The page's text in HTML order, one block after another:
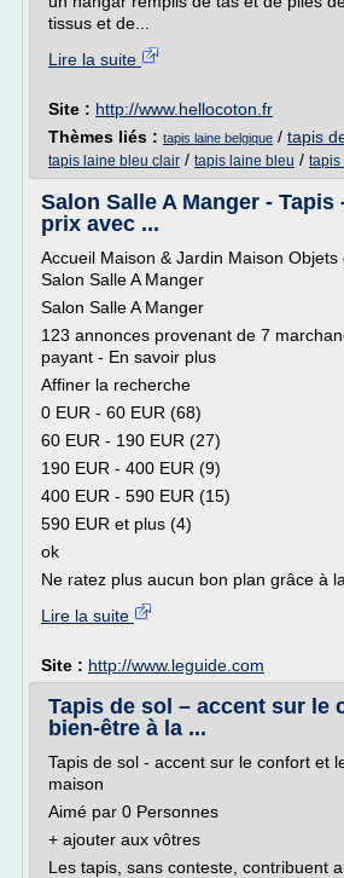
tissus et de...
Lire la suite
Site : http://www.hellocoton.fr
Thèmes liés : tapis laine belgique / tapis
tapis laine bleu clair / tapis laine bleu / tapis
Salon Salle A Manger -
prix avec ...
Accueil Maison & Jardin Maison Objets
Salon Salle A Manger
Salon Salle A Manger
123 annonces provenant de 7
payant - En savoir plus
Affiner la recherche
0 EUR - 60 EUR (68)
60 EUR - 190 EUR (27)
190 EUR - 400 EUR (9)
400 EUR - 590 EUR (15)
590 EUR et plus (4)
ok
Ne ratez plus aucun bon plan grâce à la
Lire la suite
Site : http://www.leguide.com
Tapis de sol – accent sur le
bien-être à la ...
Tapis de sol - accent sur le confort et
maison
Aimé par 0 Personnes
+ ajouter aux vôtres
Les tapis, sans conteste, contribuent